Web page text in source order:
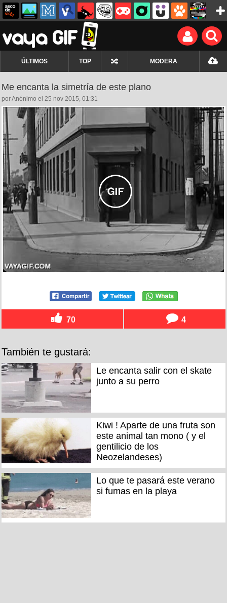
ÚLTIMOS TOP MODERA
Me encanta la simetría de este plano
por Anónimo el 25 nov 2015, 01:31
70 4
También te gustará:
Le encanta salir con el skate
junto a su perro
Kiwi ! Aparte de una fruta son
este animal tan mono ( y el
gentilicio de los
Neozelandeses)
Lo que te pasará este verano
si fumas en la playa